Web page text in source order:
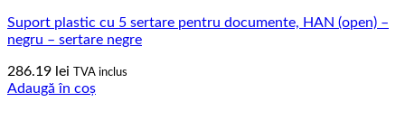
Suport plastic cu 5 sertare pentru documente, HAN (open) –
negru – sertare negre
286.19 lei TVA inclus
Adaugă în coș